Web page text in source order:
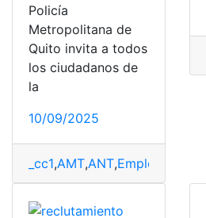
Policía
Metropolitana de
Quito invita a todos
los ciudadanos de
la
10/09/2025
_cc1,AMT,ANT,Empleo